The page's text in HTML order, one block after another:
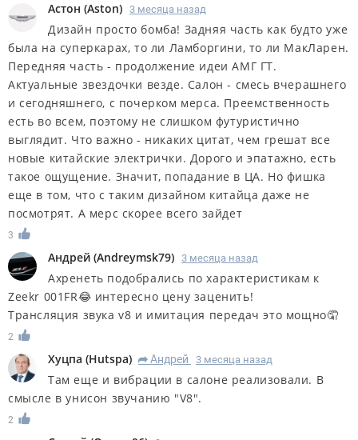
Астон (Aston) 3 месяца назад
Дизайн просто бомба! Задняя часть как будто уже
была на суперкарах, то ли Ламборгини, то ли МакЛарен.
Передняя часть - продолжение идеи АМГ ГТ.
Актуальные звездочки везде. Салон - смесь вчерашнего
и сегодняшнего, с почерком мерса. Преемственность
есть во всем, поэтому не слишком футуристично
выглядит. Что важно - никаких цитат, чем грешат все
новые китайские электрички. Дорого и эпатажно, есть
такое ощущение. Значит, попадание в ЦА. Но фишка
еще в том, что с таким дизайном китайца даже не
посмотрят. А мерс скорее всего зайдет
3
Андрей (Andreymsk79) 3 месяца назад
Ахренеть подобрались по характеристикам к
Zeekr 001FR😂 интересно цену заценить!
Трансляция звука v8 и имитация передач это мощно🤦
2
Хуцпа (Hutspa) R Андрей 3 месяца назад
Там еще и вибрации в салоне реализовали. В
смысле в унисон звучанию "V8".
2